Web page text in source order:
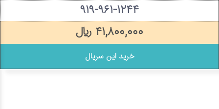
۹۱۹-۹۶۱-۱۲۴۴
۴۱,۸۰۰,۰۰۰ ریال
خرید این سریال